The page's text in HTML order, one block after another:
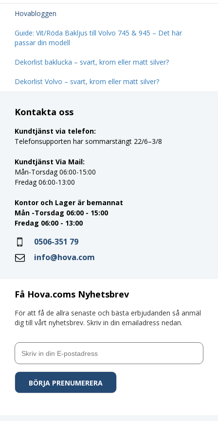
Hovabloggen
Guide: Vit/Röda Bakljus till Volvo 745 & 945 – Det här
passar din modell
Dekorlist baklucka – svart, krom eller matt silver?
Dekorlist Volvo – svart, krom eller matt silver?
Få Hova.coms Nyhetsbrev
För att få de allra senaste och bästa erbjudanden så anmäl
dig till vårt nyhetsbrev. Skriv in din emailadress nedan.
Kontakta oss
Kundtjänst via telefon:
Telefonsupporten har sommarstängt 22/6–3/8
Kundtjänst Via Mail:
Mån-Torsdag 06:00-15:00
Fredag 06:00-13:00
Kontor och Lager är bemannat
Mån -Torsdag 06:00 - 15:00
Fredag 06:00 - 13:00
0506-351 79
info@hova.com